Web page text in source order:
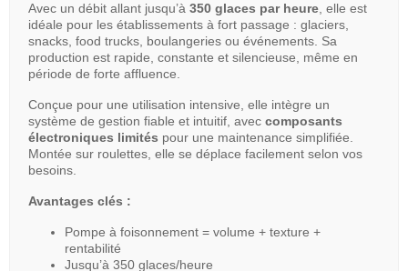
Avec un débit allant jusqu’à 350 glaces par heure, elle est
idéale pour les établissements à fort passage : glaciers,
snacks, food trucks, boulangeries ou événements. Sa
production est rapide, constante et silencieuse, même en
période de forte affluence.
Conçue pour une utilisation intensive, elle intègre un
système de gestion fiable et intuitif, avec composants
électroniques limités pour une maintenance simplifiée.
Montée sur roulettes, elle se déplace facilement selon vos
besoins.
Avantages clés :
Pompe à foisonnement = volume + texture +
rentabilité
Jusqu’à 350 glaces/heure